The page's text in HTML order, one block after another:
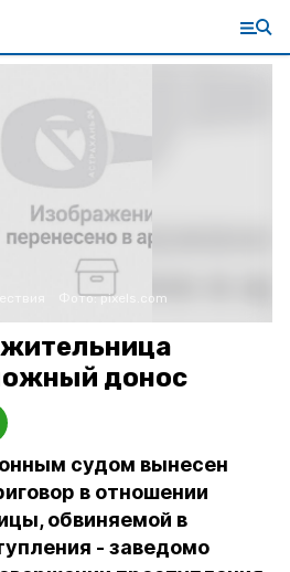
Фото:pixels.com
донос
судом вынесен
в отношении
обвиняемой в
- заведомо